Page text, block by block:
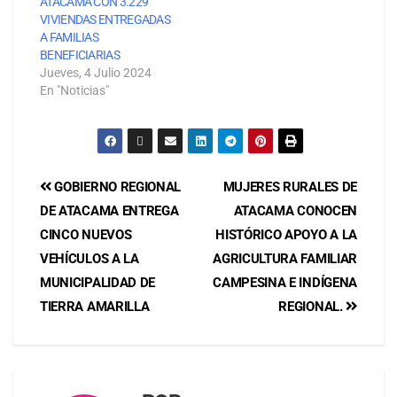
VIVIENDAS ENTREGADAS
A FAMILIAS
BENEFICIARIAS
Jueves, 4 Julio 2024
En "Noticias"
MUJERES RURALES DE
ATACAMA CONOCEN
HISTÓRICO APOYO A LA
AGRICULTURA FAMILIAR
CAMPESINA E INDÍGENA
REGIONAL.
GOBIERNO REGIONAL
DE ATACAMA ENTREGA
CINCO NUEVOS
VEHÍCULOS A LA
MUNICIPALIDAD DE
TIERRA AMARILLA